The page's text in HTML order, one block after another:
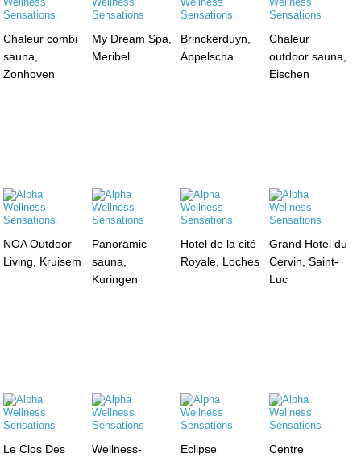
Chaleur combi
sauna,
Zonhoven
My Dream Spa,
Meribel
Brinckerduyn,
Appelscha
Chaleur
outdoor sauna,
Eischen
NOA Outdoor
Living, Kruisem
Panoramic
sauna,
Kuringen
Hotel de la cité
Royale, Loches
Grand Hotel du
Cervin, Saint-
Luc
Le Clos Des
Wellness-
Eclipse
Centre